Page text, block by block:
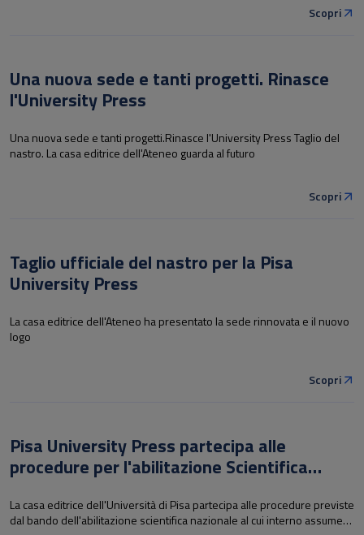
Scopri
Una nuova sede e tanti progetti. Rinasce
l'University Press
Una nuova sede e tanti progetti.Rinasce l'University Press Taglio del
nastro. La casa editrice dell'Ateneo guarda al futuro
Scopri
Taglio ufficiale del nastro per la Pisa
University Press
La casa editrice dell'Ateneo ha presentato la sede rinnovata e il nuovo
logo
Scopri
Pisa University Press partecipa alle
procedure per l'abilitazione Scientifica
La casa editrice dell'Università di Pisa partecipa alle procedure previste
dal bando dell'abilitazione scientifica nazionale al cui interno assumerà